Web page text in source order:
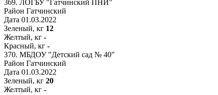
369. ЛОГБУ "Гатчинский ПНИ"
Район Гатчинский
Дата 01.03.2022
Зеленый, кг 12
Желтый, кг -
Красный, кг -
370. МБДОУ "Детский сад № 40"
Район Гатчинский
Дата 01.03.2022
Зеленый, кг 20
Желтый, кг -